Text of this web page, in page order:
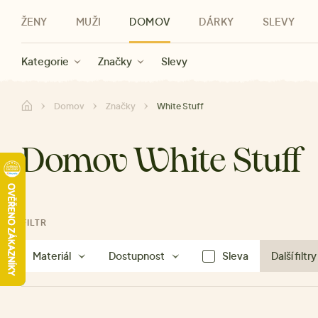
ŽENY
Novinky Oblečení Doplňky
MUŽI
Novinky Oblečení Značky
DOMOV
Kategorie Značky Slevy
DÁRKY
Pro ženy Pro muže Pro děti
SLEVY
Slevy ženy Slevy muži
Domov Značky White Stuff
Domov White Stuff
FILTR
Materiál Dostupnost Sleva Další filtry